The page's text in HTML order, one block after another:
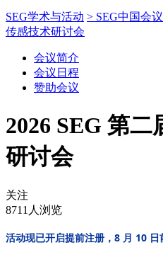
SEG学术与活动 > SEG中国会
传感技术研讨会
会议简介
会议日程
赞助会议
2026 SEG 第
研讨会
关注
8711人浏览
活动现已开启提前注册， 8 月 10 日